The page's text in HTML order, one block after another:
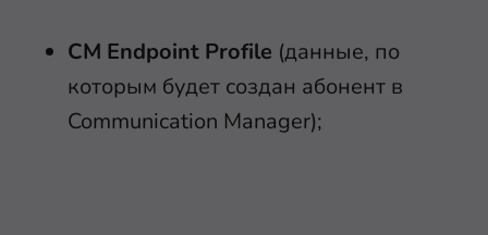
CM Endpoint Profile (данные, по
которым будет создан абонент в
Communication Manager);